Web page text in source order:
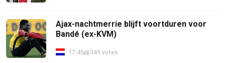
Ajax-nachtmerrie blijft voortduren voor
Bandé (ex-KVM)
17:45 349 votes